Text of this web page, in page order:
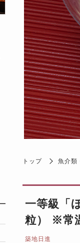
トップ 魚介類
一等級「
粒） ※常
築地日進